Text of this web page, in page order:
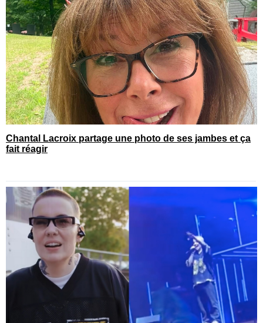
Chantal Lacroix partage une photo de ses jambes et ça
fait réagir